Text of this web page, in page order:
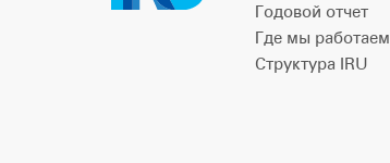
Годовой отчет
Где мы работаем
Структура IRU